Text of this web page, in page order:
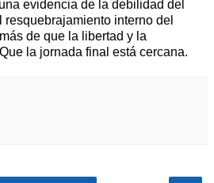
evidencia de la debilidad del
interno del
de que la libertad y la
la jornada final está cercana.